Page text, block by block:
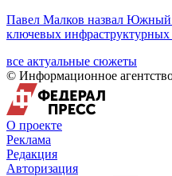
Павел Малков назвал Южный
ключевых инфраструктурных
все актуальные сюжеты
© Информационное
О проекте
Реклама
Редакция
Авторизация